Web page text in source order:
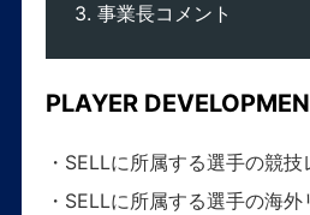
事業長コメント
PLAYER
・SELLに所属する選手の競
・SELLに所属する選手の海